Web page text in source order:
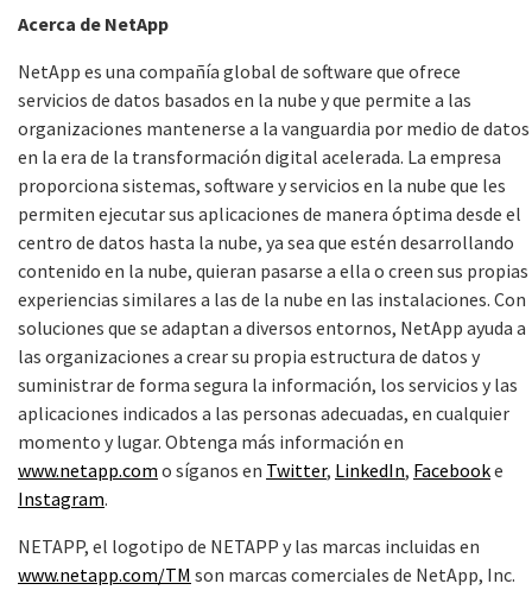
Acerca de NetApp
NetApp es una compañía global de software que ofrece
servicios de datos basados en la nube y que permite a las
organizaciones mantenerse a la vanguardia por medio de datos
en la era de la transformación digital acelerada. La empresa
proporciona sistemas, software y servicios en la nube que les
permiten ejecutar sus aplicaciones de manera óptima desde el
centro de datos hasta la nube, ya sea que estén desarrollando
contenido en la nube, quieran pasarse a ella o creen sus propias
experiencias similares a las de la nube en las instalaciones. Con
soluciones que se adaptan a diversos entornos, NetApp ayuda a
las organizaciones a crear su propia estructura de datos y
suministrar de forma segura la información, los servicios y las
aplicaciones indicados a las personas adecuadas, en cualquier
momento y lugar. Obtenga más información en
www.netapp.com o síganos en Twitter, LinkedIn, Facebooke
Instagram.
NETAPP, el logotipo de NETAPP y las marcas incluidas en
www.netapp.com/TM son marcas comerciales de NetApp, Inc.